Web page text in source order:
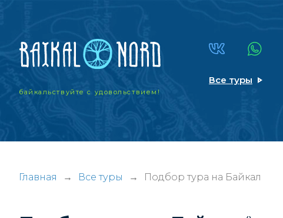
байкальствуйтес удовольствием!
Все туры
Главная → Все туры → Подбор тура на Байкал